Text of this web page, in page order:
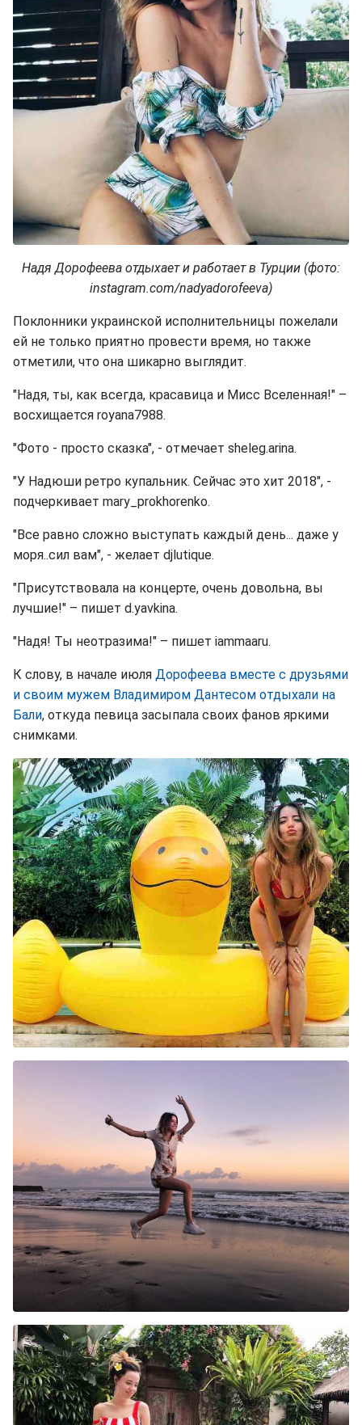
Надя Дорофеева отдыхает и работает в Турции (фото:
instagram.com/nadyadorofeeva)
Поклонники украинской исполнительницы пожелали
ей не только приятно провести время, но также
отметили, что она шикарно выглядит.
"Надя, ты, как всегда, красавица и Мисс Вселенная!" –
восхищается royana7988.
"Фото - просто сказка", - отмечает sheleg.arina.
"У Надюши ретро купальник. Сейчас это хит 2018", -
подчеркивает mary_prokhorenko.
"Все равно сложно выступать каждый день... даже у
моря..сил вам", - желает djlutique.
"Присутствовала на концерте, очень довольна, вы
лучшие!" – пишет d.yavkina.
"Надя! Ты неотразима!" – пишет iammaaru.
К слову, в начале июля Дорофеева вместе с друзьями
и своим мужем Владимиром Дантесом отдыхали на
Бали, откуда певица засыпала своих фанов яркими
снимками.